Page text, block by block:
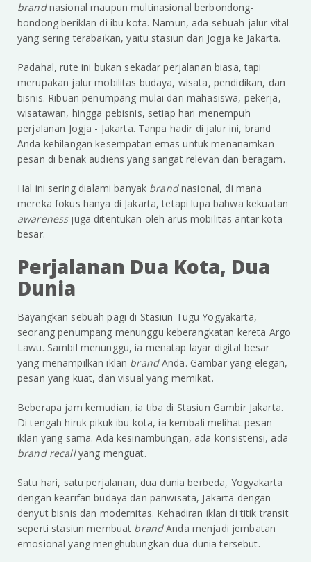
brandnasional maupun multinasional berbondong-
bondong beriklan di ibu kota. Namun, ada sebuah jalur vital
yang sering terabaikan, yaitu stasiun dari Jogja ke Jakarta.
Padahal, rute ini bukan sekadar perjalanan biasa, tapi
merupakan jalur mobilitas budaya, wisata, pendidikan, dan
bisnis. Ribuan penumpang mulai dari mahasiswa, pekerja,
wisatawan, hingga pebisnis, setiap hari menempuh
perjalanan Jogja - Jakarta. Tanpa hadir di jalur ini, brand
Anda kehilangan kesempatan emas untuk menanamkan
pesan di benak audiens yang sangat relevan dan beragam.
Hal ini sering dialami banyak brandnasional, di mana
mereka fokus hanya di Jakarta, tetapi lupa bahwa kekuatan
awareness juga ditentukan oleh arus mobilitas antar kota
besar.
Perjalanan Dua Kota, Dua
Dunia
Bayangkan sebuah pagi di Stasiun Tugu Yogyakarta,
seorang penumpang menunggu keberangkatan kereta Argo
Lawu. Sambil menunggu, ia menatap layar digital besar
yang menampilkan iklan brandAnda. Gambar yang elegan,
pesan yang kuat, dan visual yang memikat.
Beberapa jam kemudian, ia tiba di Stasiun Gambir Jakarta.
Di tengah hiruk pikuk ibu kota, ia kembali melihat pesan
iklan yang sama. Ada kesinambungan, ada konsistensi, ada
brand recallyang menguat.
Satu hari, satu perjalanan, dua dunia berbeda, Yogyakarta
dengan kearifan budaya dan pariwisata, Jakarta dengan
denyut bisnis dan modernitas. Kehadiran iklan di titik transit
seperti stasiun membuat brandAnda menjadi jembatan
emosional yang menghubungkan dua dunia tersebut.